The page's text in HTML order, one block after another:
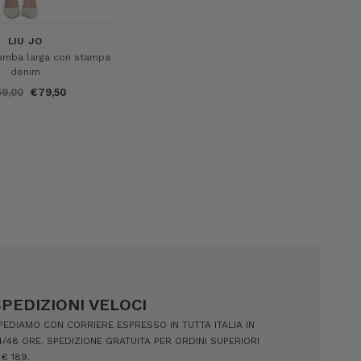
LIU JO
larga con stampa
denim
€79,50
VELOCI
CON CORRIERE ESPRESSO IN TUTTA ITALIA IN
48 ORE. SPEDIZIONE GRATUITA PER ORDINI SUPERIORI
189.